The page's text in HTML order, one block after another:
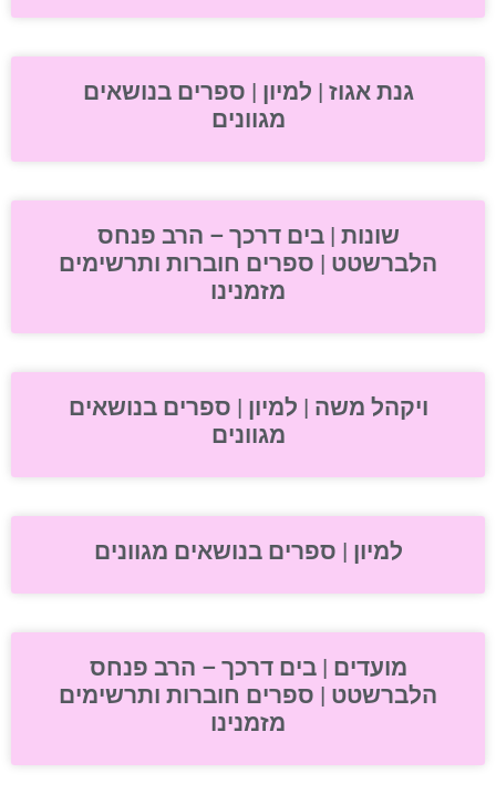
גנת אגוז | למיון | ספרים בנושאים
מגוונים
שונות | בים דרכך – הרב פנחס
הלברשטט | ספרים חוברות ותרשימים
מזמנינו
ויקהל משה | למיון | ספרים בנושאים
מגוונים
למיון | ספרים בנושאים מגוונים
מועדים | בים דרכך – הרב פנחס
הלברשטט | ספרים חוברות ותרשימים
מזמנינו